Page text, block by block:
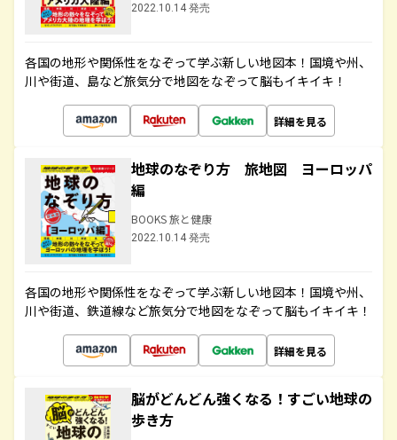
2022.10.14 発売
各国の地形や関係性をなぞって学ぶ新しい地図本！国境や州、
川や街道、島など旅気分で地図をなぞって脳もイキイキ！
詳細を見る
地球のなぞり方 旅地図 ヨーロッパ
編
BOOKS 旅と健康
2022.10.14 発売
各国の地形や関係性をなぞって学ぶ新しい地図本！国境や州、
川や街道、鉄道線など旅気分で地図をなぞって脳もイキイキ！
詳細を見る
脳がどんどん強くなる！すごい地球の
歩き方